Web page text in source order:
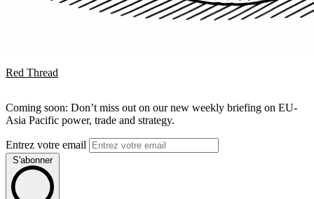
Red Thread
Coming soon: Don’t miss out on our new weekly briefing on EU-
Asia Pacific power, trade and strategy.
Entrez votre email
S'abonner